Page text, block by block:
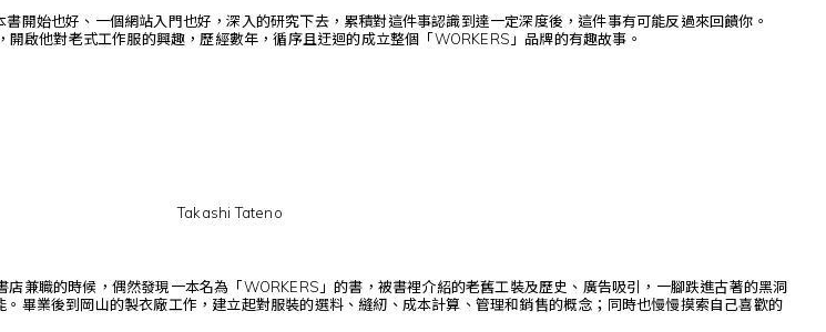
開始也好、一個網站入門也好，深入的研究下去，累積對這件事認識到達一定深度後，這件事有可能反過來回饋你。
啟他對老式工作服的興趣，歷經數年，循序且迂迴的成立整個「WORKERS」品牌的有趣故事。
Takashi Tateno
兼職的時候，偶然發現一本名為「WORKERS」的書，被書裡介紹的老舊工裝及歷史、廣告吸引，一腳跌進古著的黑洞
畢業後到岡山的製衣廠工作，建立起對服裝的選料、縫紉、成本計算、管理和銷售的概念；同時也慢慢摸索自己喜歡的